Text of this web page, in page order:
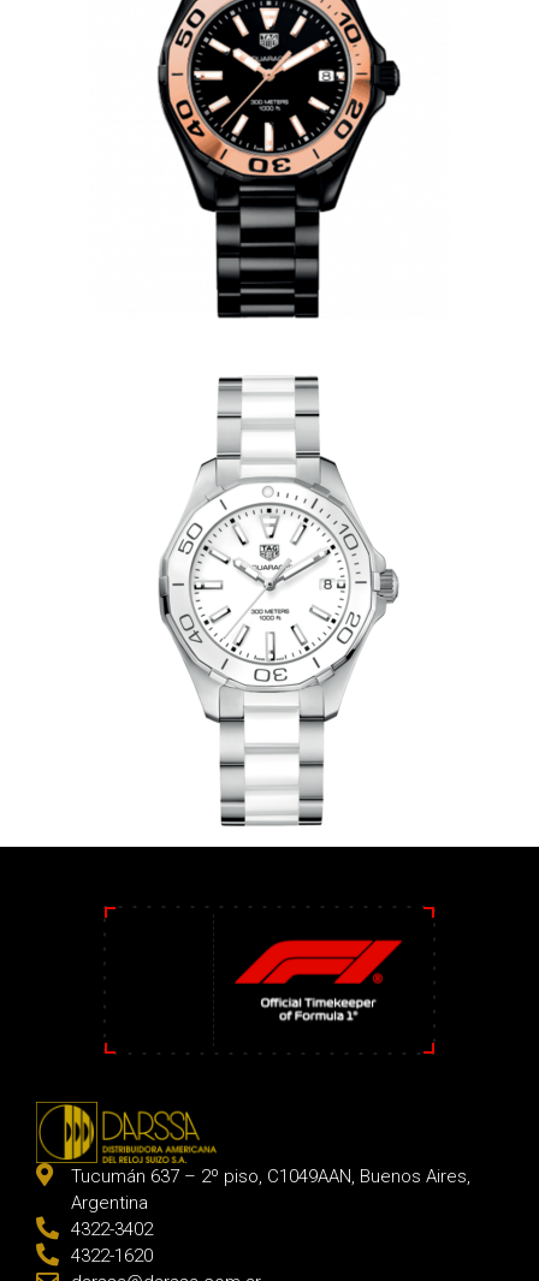
Tucumán 637 – 2º piso, C1049AAN, Buenos Aires,
Argentina
4322-3402
4322-1620